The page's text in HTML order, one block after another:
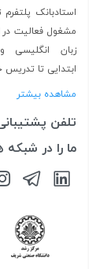
استادبانک پلتفرم
مشغول فعالیت
زبان انگلیسی و
ابتدایی تا تدریس
مشاهده بیشتر
تلفن
ما را در شبکه